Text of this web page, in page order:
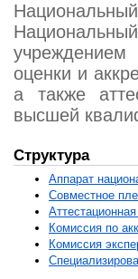
учреждением
оценки и
а также
высшей
Структура
Аппарат
Совместное
Комиссия по
Комиссия